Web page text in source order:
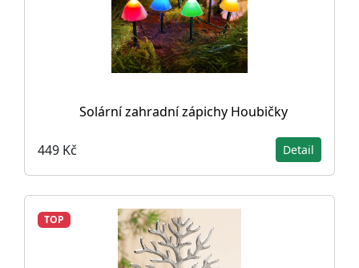
Solární zahradní zápichy Houbičky
449 Kč Detail
TOP